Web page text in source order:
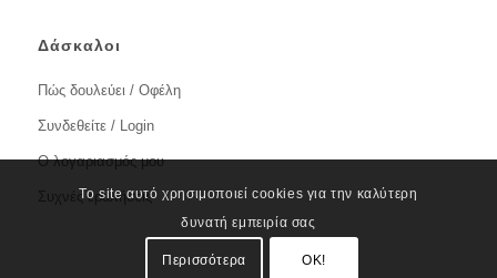
Δάσκαλοι
Πώς δουλεύει / Οφέλη
Συνδεθείτε / Login
Ο λογαριασμός μου
Συχνές ερωτήσεις
Το site αυτό χρησιμοποιεί cookies για την καλύτερη
δυνατή εμπειρία σας
Περισσότερα OK!